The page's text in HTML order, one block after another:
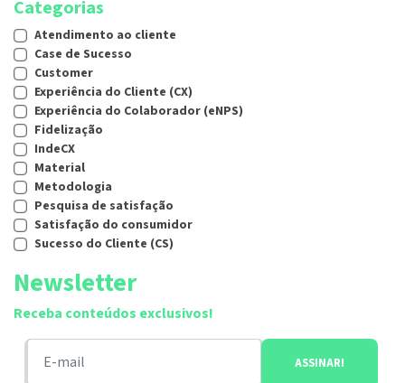
Categorias
Atendimento ao cliente
Case de Sucesso
Customer
Experiência do Cliente (CX)
Experiência do Colaborador (eNPS)
Fidelização
IndeCX
Material
Metodologia
Pesquisa de satisfação
Satisfação do consumidor
Sucesso do Cliente (CS)
Newsletter
Receba conteúdos exclusivos!